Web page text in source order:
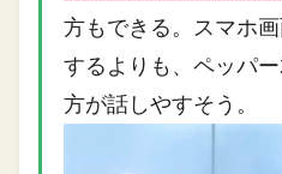
方もできる。スマホ
するよりも、ペッパ
方が話しやすそう。